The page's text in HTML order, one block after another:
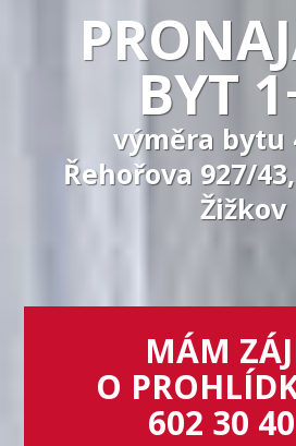
BYT
výměra bytu
Řehořova 927/
Žižkov
MÁM
O
602 30